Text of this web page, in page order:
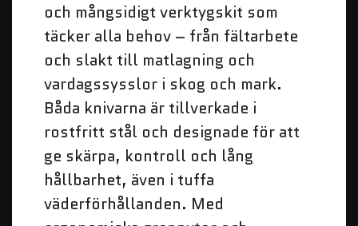
och mångsidigt verktygskit som
täcker alla behov – från fältarbete
och slakt till matlagning och
vardagssysslor i skog och mark.
Båda knivarna är tillverkade i
rostfritt stål och designade för att
ge skärpa, kontroll och lång
hållbarhet, även i tuffa
väderförhållanden. Med